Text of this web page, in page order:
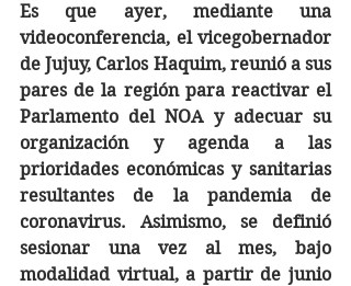
Es que ayer, mediante una
videoconferencia, el vicegobernador
de Jujuy, Carlos Haquim, reunió a sus
pares de la región para reactivar el
Parlamento del NOA y adecuar su
organización y agenda a las
prioridades económicas y sanitarias
resultantes de la pandemia de
coronavirus. Asimismo, se definió
sesionar una vez al mes, bajo
modalidad virtual, a partir de junio